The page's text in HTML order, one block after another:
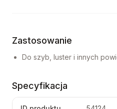
Zastosowanie
Do szyb, luster i innych
Specyfikacja